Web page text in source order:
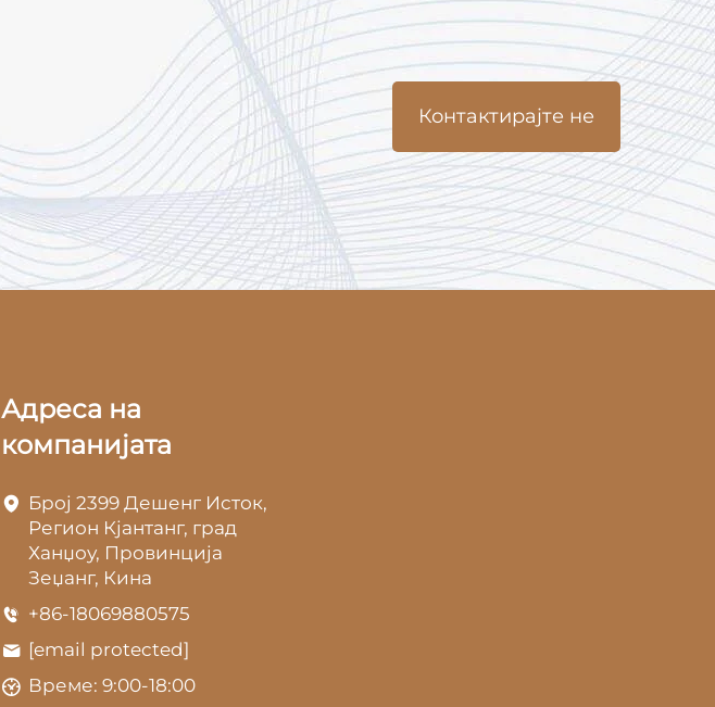
Контактирајте не
Адреса на
компанијата
Број 2399 Дешенг Исток,
Регион Кјантанг, град
Ханџоу, Провинција
Зеџанг, Кина
+86-18069880575
[email protected]
Време: 9:00-18:00